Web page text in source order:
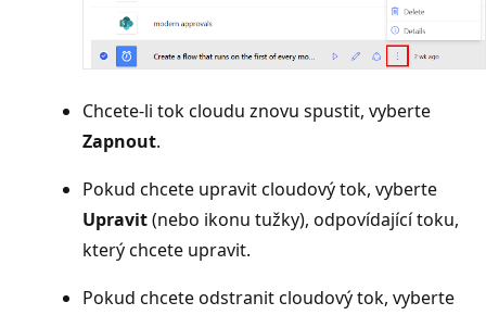
Chcete-li tok cloudu znovu spustit, vyberte
Zapnout.
Pokud chcete upravit cloudový tok, vyberte
Upravit(nebo ikonu tužky), odpovídající toku,
který chcete upravit.
Pokud chcete odstranit cloudový tok, vyberte